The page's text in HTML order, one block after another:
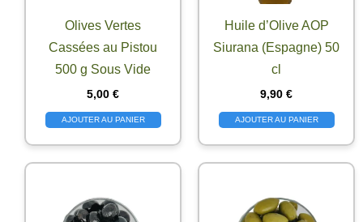
Olives Vertes
Cassées au Pistou
500 g Sous Vide
5,00 €
AJOUTER AU PANIER
Huile d’Olive AOP
Siurana (Espagne) 50
cl
9,90 €
AJOUTER AU PANIER